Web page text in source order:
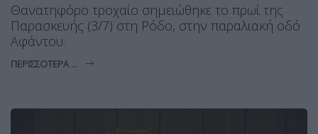
Θανατηφόρο τροχαίο σημειώθηκε το πρωί της
Παρασκευής (3/7) στη Ρόδο, στην παραλιακή οδό
Αφάντου.
ΠΕΡΙΣΣΌΤΕΡΑ ...